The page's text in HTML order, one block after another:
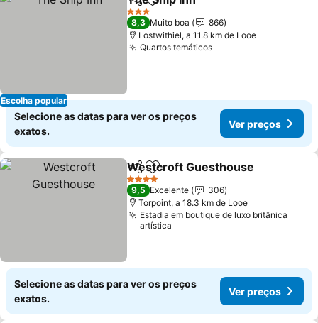
Escolha popular
PartilharAdicionar aos favoritos
3 Estrelas
8,3 Muito boa
866
Lostwithiel, a 11.8 km de Looe
Quartos temáticos
Selecione as datas para ver os preços
exatos.
Ver preços
PartilharAdicionar aos favoritos
Westcroft Guesthouse
4 Estrelas
9,5 Excelente
306
Torpoint, a 18.3 km de Looe
Estadia em boutique de luxo britânica
artística
Selecione as datas para ver os preços
exatos.
Ver preços